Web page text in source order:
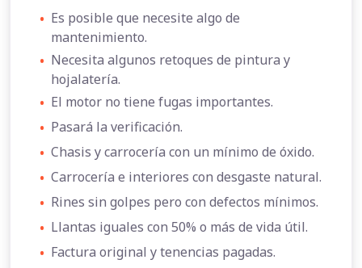
• Es posible que necesite algo de
mantenimiento.
• Necesita algunos retoques de pintura y
hojalatería.
• El motor no tiene fugas importantes.
• Pasará la verificación.
• Chasis y carrocería con un mínimo de óxido.
• Carrocería e interiores con desgaste natural.
• Rines sin golpes pero con defectos mínimos.
• Llantas iguales con 50% o más de vida útil.
• Factura original y tenencias pagadas.